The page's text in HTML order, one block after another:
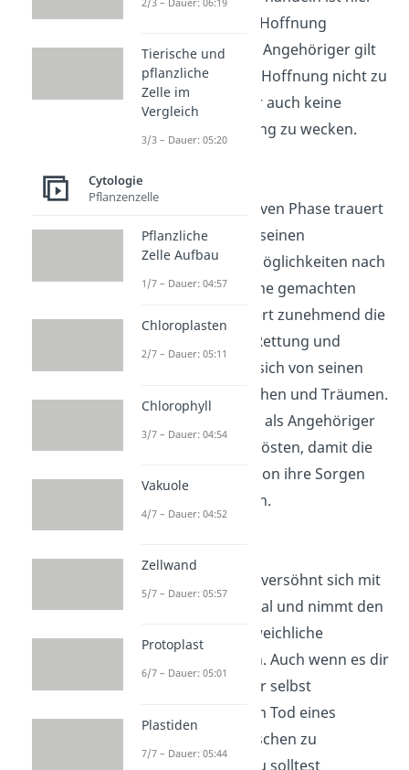
auch mit einer Hoffnung
verbunden. Als Angehöriger gilt
es dabei, diese Hoffnung nicht zu
zerstören, aber auch keine
falsche Hoffnung zu wecken.
In der depressiven Phase trauert
der Sterbende seinen
ungenutzten Möglichkeiten nach
und bereut seine gemachten
Fehler. Er verliert zunehmend die
Hoffnung auf Rettung und
verabschiedet sich von seinen
liebsten Menschen und Träumen.
Hier solltest du als Angehöriger
zuhören und trösten, damit die
sterbende Person ihre Sorgen
loswerden kann.
Der Sterbende versöhnt sich mit
seinem Schicksal und nimmt den
Tod als unausweichliche
Konsequenz an. Auch wenn es dir
als Angehöriger selbst
schwerfällt, den Tod eines
geliebten Menschen zu
akzeptieren: Du solltest
Tierische und
pflanzliche
Zelle im
Vergleich
3/3 – Dauer: 05:20
Cytologie
Pflanzenzelle
Pflanzliche
Zelle Aufbau
1/7 – Dauer: 04:57
Chloroplasten
2/7 – Dauer: 05:11
Chlorophyll
3/7 – Dauer: 04:54
Vakuole
4/7 – Dauer: 04:52
Zellwand
5/7 – Dauer: 05:57
Protoplast
6/7 – Dauer: 05:01
Plastiden
7/7 – Dauer: 05:44